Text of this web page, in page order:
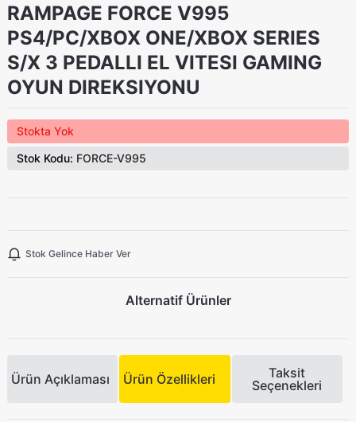
RAMPAGE FORCE V995
PS4/PC/XBOX ONE/XBOX SERIES
S/X 3 PEDALLI EL VITESI GAMING
OYUN DIREKSIYONU
Stokta Yok
Stok Kodu: FORCE-V995
Stok Gelince Haber Ver
Alternatif Ürünler
Ürün Açıklaması Ürün Özellikleri
Taksit
Seçenekleri